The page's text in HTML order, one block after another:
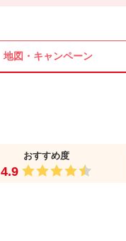
地図・ キャンペーン
おすすめ度
4.9